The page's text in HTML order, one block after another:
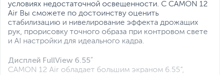
условиях недостаточной освещенности. С CAMON 12
Air Вы сможете по достоинству оценить
стабилизацию и нивелирование эффекта дрожащих
рук, прорисовку точного образа при контровом свете
и AI настройки для идеального кадра.
Дисплей FullView 6.55”
CAMON 12 Air обладает большим экраном 6.55”,